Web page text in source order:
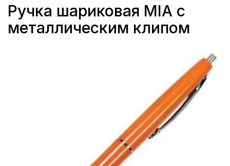
Ручка шариковая MIA с
металлическим клипом